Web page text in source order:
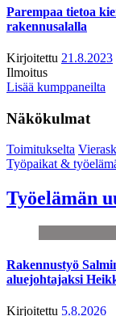
Parempaa tietoa
rakennusalalla
Kirjoitettu 21.8.2023
Ilmoitus
Lisää kumppaneilta
Näkökulmat
Toimitukselta
Työpaikat &
Työelämän
Rakennustyö
aluejohtajaksi
Kirjoitettu 5.8.2026